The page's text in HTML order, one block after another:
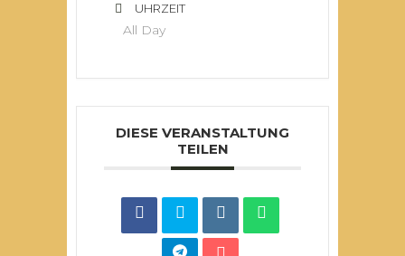
UHRZEIT
All Day
DIESE VERANSTALTUNG
TEILEN